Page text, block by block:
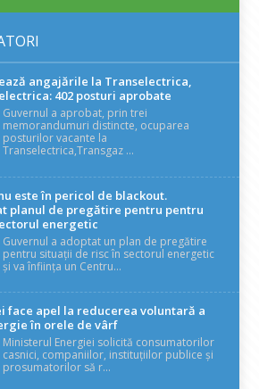
angajările la Transelectrica,
402 posturi aprobate
Guvernul a aprobat, prin trei
memorandumuri distincte, ocuparea
posturilor vacante la
Transelectrica,Transgaz ...
este în pericol de blackout.
planul de pregătire pentru pentru
energetic
Guvernul a adoptat un plan de pregătire
pentru situații de risc în sectorul energetic
și va înființa un Centru...
face apel la reducerea voluntară a
în orele de vârf
Ministerul Energiei solicită consumatorilor
casnici, companiilor, instituțiilor publice și
prosumatorilor să r...